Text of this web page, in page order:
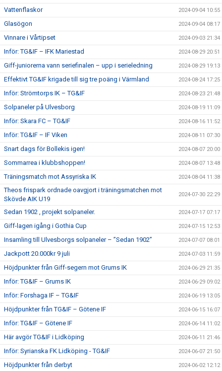
Vattenflaskor 2024-09-04 10:55
Glasögon 2024-09-04 08:17
Vinnare i Vårtipset 2024-09-03 21:34
Inför: TG&IF – IFK Mariestad 2024-08-29 20:51
Giff-juniorerna vann seriefinalen – upp i serieledning 2024-08-29 19:13
Effektivt TG&IF krigade till sig tre poäng i Värmland 2024-08-24 17:25
Inför: Strömtorps IK – TG&IF 2024-08-23 21:48
Solpaneler på Ulvesborg 2024-08-19 11:09
Inför: Skara FC – TG&IF 2024-08-16 11:52
Inför: TG&IF – IF Viken 2024-08-11 07:30
Snart dags för Bollekis igen! 2024-08-07 20:00
Sommarrea i klubbshoppen! 2024-08-07 13:48
Träningsmatch mot Assyriska IK 2024-08-04 11:38
Theos frispark ordnade oavgjort i träningsmatchen mot
Skövde AIK U19
2024-07-30 22:29
Sedan 1902 , projekt solpaneler. 2024-07-17 07:17
Giff-lagen igång i Gothia Cup 2024-07-15 12:53
Insamling till Ulvesborgs solpaneler – ”Sedan 1902” 2024-07-07 08:01
Jackpott 20.000kr 9 juli 2024-07-03 11:59
Höjdpunkter från Giff-segern mot Grums IK 2024-06-29 21:35
Inför: TG&IF – Grums IK 2024-06-29 09:02
Inför: Forshaga IF – TG&IF 2024-06-19 13:05
Höjdpunkter från TG&IF – Götene IF 2024-06-15 16:07
Inför: TG&IF – Götene IF 2024-06-14 11:02
Här avgör TG&IF i Lidköping 2024-06-11 21:46
Inför: Syrianska FK Lidköping - TG&IF 2024-06-07 21:50
Höjdpunkter från derbyt 2024-06-02 12:12